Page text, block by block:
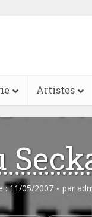
Artistes
: 11/05/2007 par